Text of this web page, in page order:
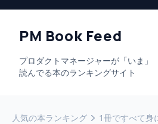
PM Book Feed
プロダクトマネージャーが「いま」
読んでる本のランキングサイト
人気の本ランキング